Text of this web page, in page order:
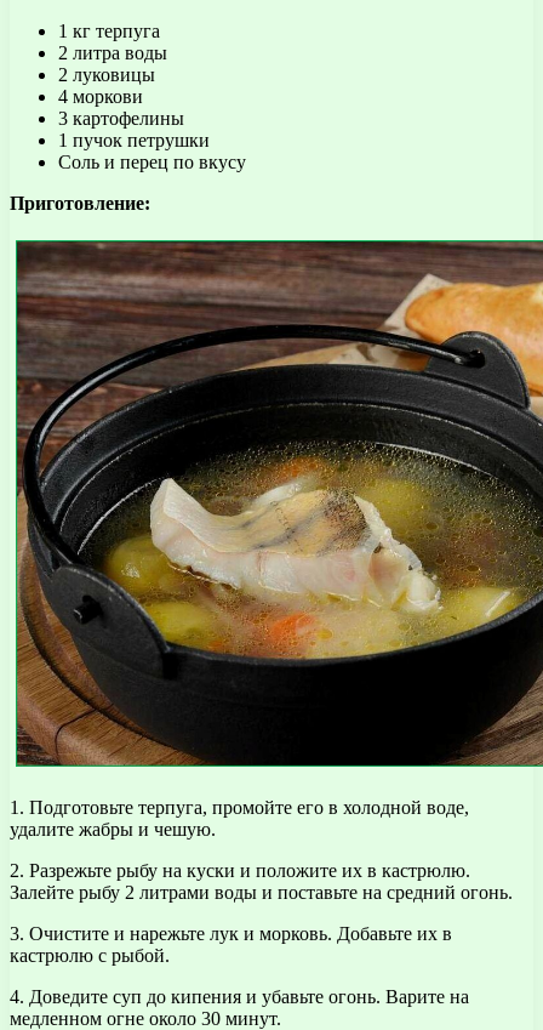
1 кг терпуга
2 литра воды
2 луковицы
4 моркови
3 картофелины
1 пучок петрушки
Соль и перец по вкусу
Приготовление:
1. Подготовьте терпуга, промойте его в холодной воде,
удалите жабры и чешую.
2. Разрежьте рыбу на куски и положите их в кастрюлю.
Залейте рыбу 2 литрами воды и поставьте на средний огонь.
3. Очистите и нарежьте лук и морковь. Добавьте их в
кастрюлю с рыбой.
4. Доведите суп до кипения и убавьте огонь. Варите на
медленном огне около 30 минут.